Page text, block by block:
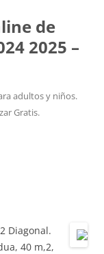
de
2025 –
adultos y niños.
Gratis.
Diagonal.
40 m,2,